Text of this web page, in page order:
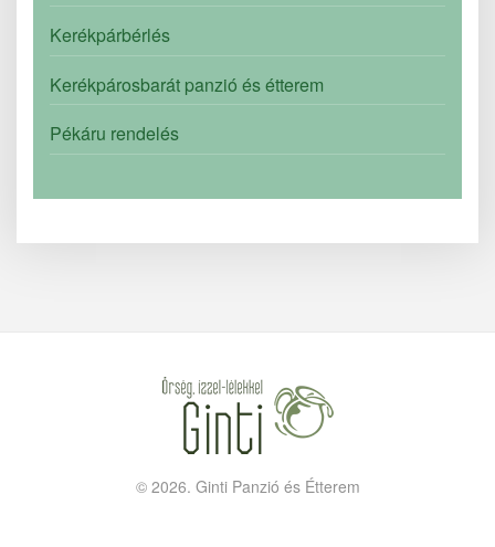
Kerékpárbérlés
Kerékpárosbarát panzió és étterem
Pékáru rendelés
© 2026. Ginti Panzió és Étterem